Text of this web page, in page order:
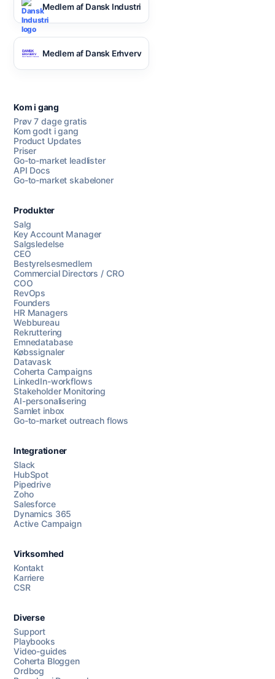
Chat med os
AI Campaign Assist
Medlem af Dansk Industri
Medlem af Dansk Erhverv
Kom i gang
Prøv 7 dage gratis
Kom godt i gang
Product Updates
Priser
Go-to-market leadlister
API Docs
Go-to-market skabeloner
Produkter
Salg
Key Account Manager
Salgsledelse
CEO
Bestyrelsesmedlem
Commercial Directors / CRO
COO
RevOps
Founders
HR Managers
Webbureau
Rekruttering
Emnedatabase
Købssignaler
Datavask
Coherta Campaigns
LinkedIn-workflows
Stakeholder Monitoring
AI-personalisering
Samlet inbox
Go-to-market outreach flows
Integrationer
Slack
HubSpot
Pipedrive
Zoho
Salesforce
Dynamics 365
Active Campaign
Virksomhed
Kontakt
Karriere
CSR
Diverse
Support
Playbooks
Video-guides
Coherta Bloggen
Ordbog